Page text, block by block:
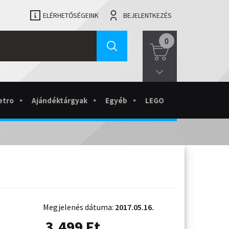
ELÉRHETŐSÉGEINK BEJELENTKEZÉS
0
Ajándéktárgyak Egyéb LEGO
Megjelenés dátuma: 2017.05.16.